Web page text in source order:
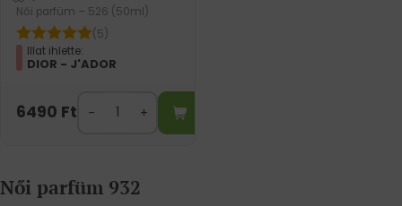
Női parfüm – 526 (50ml)
(5)
Illat ihlette:
DIOR - J'ADOR
6490 Ft
Női parfüm 932